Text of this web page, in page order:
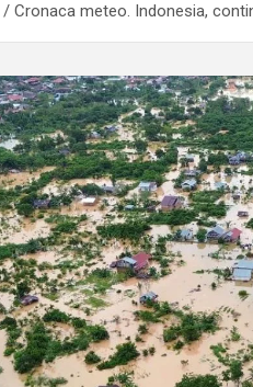
Cronaca meteo. Indonesia,